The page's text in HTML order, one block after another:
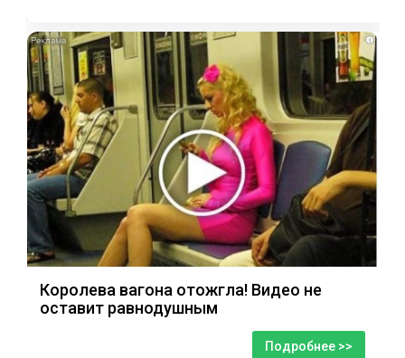
i
Королева вагона отожгла! Видео не
оставит равнодушным
Подробнее >>